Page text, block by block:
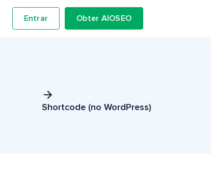
Entrar Obter AIOSEO
Shortcode (no WordPress)